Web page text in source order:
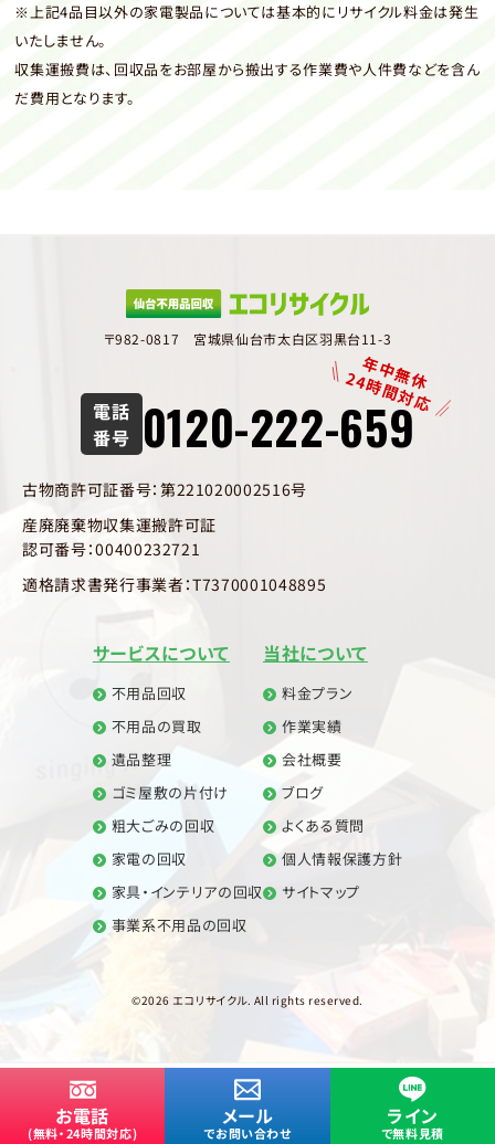
※上記4品目以外の家電製品については基本的にリサイクル料金は発生
いたしません。
収集運搬費は、回収品をお部屋から搬出する作業費や人件費などを含ん
だ費用となります。
〒982-0817 宮城県仙台市太白区羽黒台11-3
電話
番号 0120-222-659
年中無休
24時間対応
古物商許可証番号：第221020002516号
産廃廃棄物収集運搬許可証
認可番号：00400232721
適格請求書発行事業者：T7370001048895
サービスについて
不用品回収
不用品の買取
遺品整理
ゴミ屋敷の片付け
粗大ごみの回収
家電の回収
家具・インテリアの回収
事業系不用品の回収
当社について
料金プラン
作業実績
会社概要
ブログ
よくある質問
個人情報保護方針
サイトマップ
©2026 エコリサイクル. All rights reserved.
お電話
(無料・24時間対応)
メール
でお問い合わせ
ライン
で無料見積